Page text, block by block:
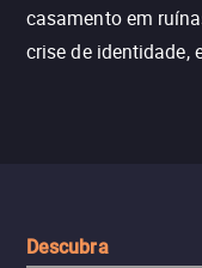
casamento em
crise de identidade,
Descubra